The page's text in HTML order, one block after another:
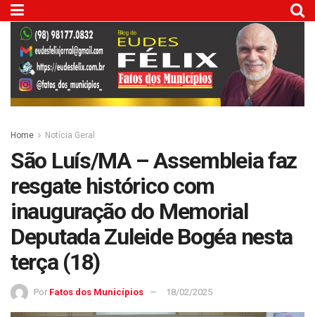
Home Notícia Geral
São Luís/MA – Assembleia faz
resgate histórico com
inauguração do Memorial
Deputada Zuleide Bogéa nesta
terça (18)
Por Fatos dos Municípios 18/02/2025